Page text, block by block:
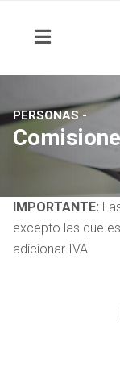
PERSONAS -
IMPORTANTE:
excepto las que
adicionar IVA.